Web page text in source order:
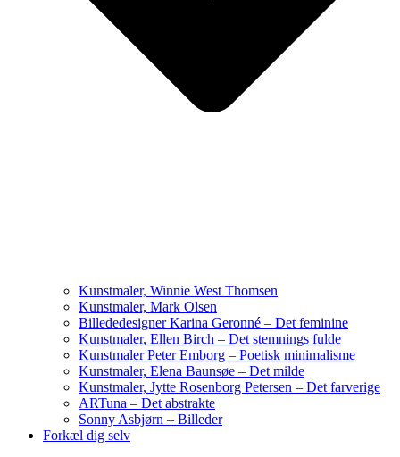
Kunstmaler, Winnie West Thomsen
Kunstmaler, Mark Olsen
Billededesigner Karina Geronné – Det feminine
Kunstmaler, Ellen Birch – Det stemnings fulde
Kunstmaler Peter Emborg – Poetisk minimalisme
Kunstmaler, Elena Baunsøe – Det milde
Kunstmaler, Jytte Rosenborg Petersen – Det farverige
ARTuna – Det abstrakte
Sonny Asbjørn – Billeder
Forkæl dig selv